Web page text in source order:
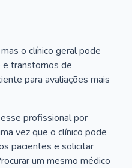
o clínico geral pode
transtornos de
para avaliações mais
profissional por
vez que o clínico pode
pacientes e solicitar
um mesmo médico